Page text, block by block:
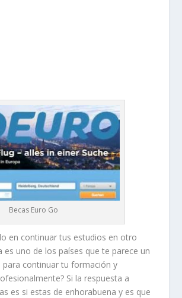
Becas Euro Go
en continuar tus estudios en otro
es uno de los países que te parece un
para continuar tu formación y
Si la respuesta a
es si estas de enhorabuena y es que